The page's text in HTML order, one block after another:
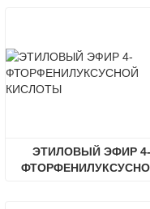
ЭТИЛОВЫЙ ЭФИР 4-